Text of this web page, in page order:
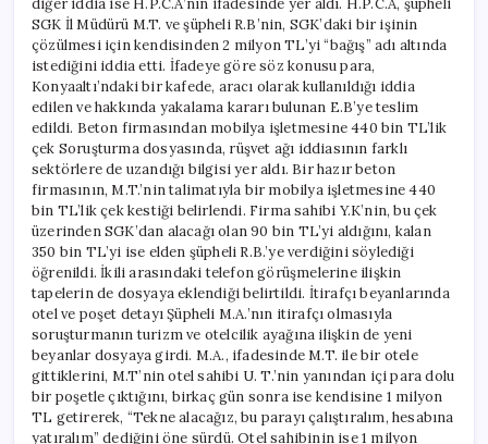
SGK İl Müdürü M.T. ve şüpheli R.B’nin, SGK’daki bir işinin
çözülmesi için kendisinden 2 milyon TL’yi “bağış” adı altında
istediğini iddia etti. İfadeye göre söz konusu para,
Konyaaltı’ndaki bir kafede, aracı olarak kullanıldığı iddia
edilen ve hakkında yakalama kararı bulunan E.B’ye teslim
edildi. Beton firmasından mobilya işletmesine 440 bin TL’lik
çek Soruşturma dosyasında, rüşvet ağı iddiasının farklı
sektörlere de uzandığı bilgisi yer aldı. Bir hazır beton
firmasının, M.T.’nin talimatıyla bir mobilya işletmesine 440
bin TL’lik çek kestiği belirlendi. Firma sahibi Y.K’nin, bu çek
üzerinden SGK’dan alacağı olan 90 bin TL’yi aldığını, kalan
350 bin TL’yi ise elden şüpheli R.B.’ye verdiğini söylediği
öğrenildi. İkili arasındaki telefon görüşmelerine ilişkin
tapelerin de dosyaya eklendiği belirtildi. İtirafçı beyanlarında
otel ve poşet detayı Şüpheli M.A.’nın itirafçı olmasıyla
soruşturmanın turizm ve otelcilik ayağına ilişkin de yeni
beyanlar dosyaya girdi. M.A., ifadesinde M.T. ile bir otele
gittiklerini, M.T’nin otel sahibi U. T.’nin yanından içi para dolu
bir poşetle çıktığını, birkaç gün sonra ise kendisine 1 milyon
TL getirerek, “Tekne alacağız, bu parayı çalıştıralım, hesabına
yatıralım” dediğini öne sürdü. Otel sahibinin ise 1 milyon